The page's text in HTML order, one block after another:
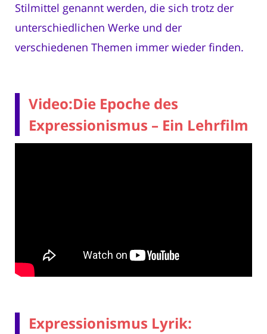
Stilmittel genannt werden, die sich trotz der
unterschiedlichen Werke und der
verschiedenen Themen immer wieder finden.
Video:Die Epoche des
Expressionismus – Ein Lehrfilm
Expressionismus Lyrik: